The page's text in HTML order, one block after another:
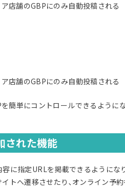
店舗のGBPにのみ自動投稿される
店舗のGBPにのみ自動投稿される
簡単にコントロールできるように
された機能
に指定URLを掲載できるように
トへ遷移させたり､オンライン予